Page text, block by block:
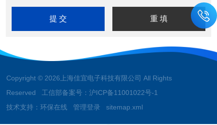
Copyright © 2026上海佳宜电子科技有限公司 All Rights
Reserved 工信部备案号：沪ICP备11001022号-1
技术支持：环保在线 管理登录 sitemap.xml